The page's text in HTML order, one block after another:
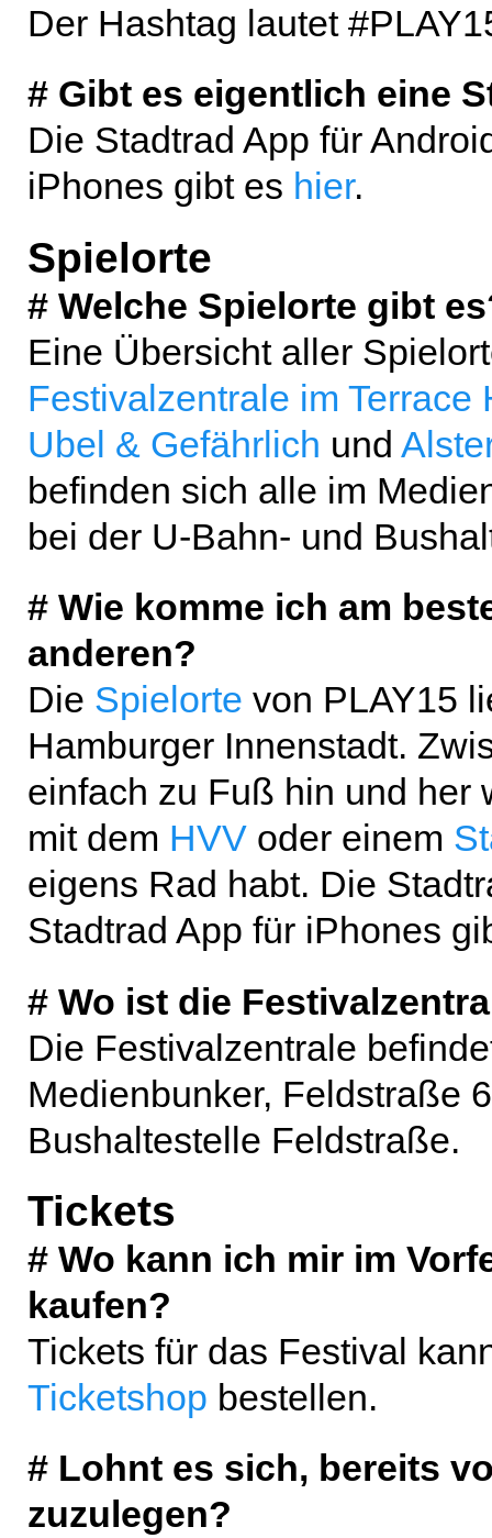
Der Hashtag lautet
# Gibt es eigentlich eine
Die Stadtrad App für
iPhones gibt es hier.
Spielorte
# Welche Spielorte gibt
Eine Übersicht aller
Festivalzentrale im Terrace
Ubel & Gefährlich und
befinden sich alle im
bei der U-Bahn- und
# Wie komme ich am
anderen?
Die Spielorte von PLAY15
Hamburger Innenstadt.
einfach zu Fuß hin und her
mit dem HVV oder einem
eigens Rad habt. Die
Stadtrad App für iPhones
# Wo ist die
Die Festivalzentrale
Medienbunker, Feldstraße
Bushaltestelle Feldstraße.
Tickets
# Wo kann ich mir im
kaufen?
Tickets für das Festival
Ticketshop bestellen.
# Lohnt es sich, bereits
zuzulegen?